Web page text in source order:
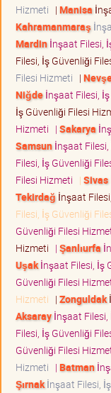
Hizmeti | Manisa
Kahramanmaraş
Mardinİnşaat Filesi,
Filesi, İş Güvenliği
Filesi Hizmeti |
Niğdeİnşaat Filesi,
İş Güvenliği Filesi
Hizmeti | Sakarya
Samsunİnşaat Filesi,
Filesi, İş Güvenliği
Filesi Hizmeti | Sivas
Tekirdağ İnşaat
Filesi, İş Güvenliği
Güvenliği Filesi
Hizmeti | Şanlıurfa
Uşakİnşaat Filesi, İş
Güvenliği Filesi
Hizmeti | Zonguldak
Aksarayİnşaat Filesi,
Filesi, İş Güvenliği
Güvenliği Filesi
Hizmeti | Batman
Şırnakİnşaat Filesi,